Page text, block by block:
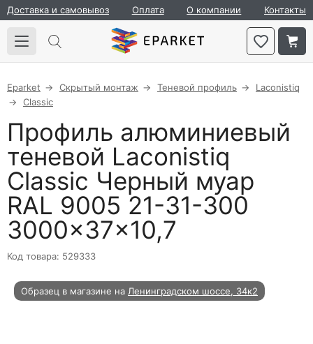
Доставка и самовывоз Оплата О компании Контакты
Eparket Скрытый монтаж Теневой профиль
Laconistiq
Classic
Профиль алюминиевый
теневой Laconistiq
Classic Черный муар
RAL 9005 21-31-300
3000×37×10,7
Код товара: 529333
Образец в магазине на Ленинградском шоссе, 34к2